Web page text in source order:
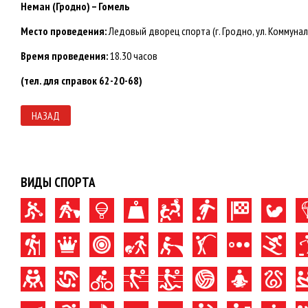
Неман (Гродно) – Гомель
Место проведения:Ледовый дворец спорта (г. Гродно, ул.
Время проведения:18.30 часов
(тел. для справок 62-20-68)
НАЗАД
ВИДЫ СПОРТА